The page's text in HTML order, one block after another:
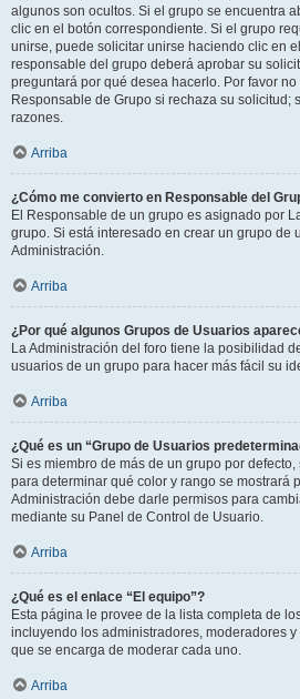
algunos son ocultos. Si el grupo se encuentra
clic en el botón correspondiente. Si el grupo
unirse, puede solicitar unirse haciendo clic en
responsable del grupo deberá aprobar su
preguntará por qué desea hacerlo. Por favor
Responsable de Grupo si rechaza su solicitud;
razones.
Arriba
¿Cómo me convierto en Responsable del
El Responsable de un grupo es asignado por
grupo. Si está interesado en crear un grupo de
Administración.
Arriba
¿Por qué algunos Grupos de Usuarios
La Administración del foro tiene la posibilidad
usuarios de un grupo para hacer más fácil su
Arriba
¿Qué es un “Grupo de Usuarios
Si es miembro de más de un grupo por defecto,
para determinar qué color y rango se mostrará
Administración debe darle permisos para
mediante su Panel de Control de Usuario.
Arriba
¿Qué es el enlace “El equipo”?
Esta página le provee de la lista completa de
incluyendo los administradores, moderadores
que se encarga de moderar cada uno.
Arriba